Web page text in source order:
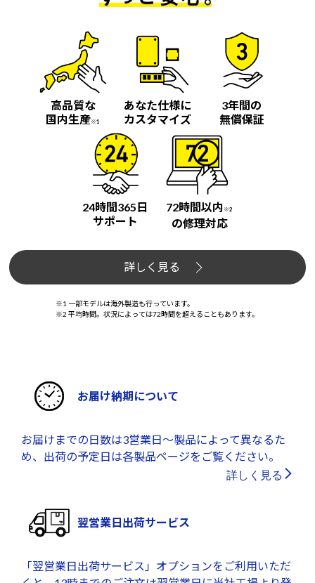
高品質な
国内生産※1
あなた仕様に
カスタマイズ
3年間の
無償保証
24時間365日
サポート
72時間以内 ※2
の修理対応
詳しく見る
※1 一部モデルは海外製造も行っています。
※2 平均時間。状況によっては72時間を超えることもあります。
お届け納期について
お届けまでの日数は3営業日～製品によって異なるた
め、出荷の予定日は各製品ページをご覧ください。
詳しく見る
翌営業日出荷サービス
「翌営業日出荷サービス」オプションをご利用いただ